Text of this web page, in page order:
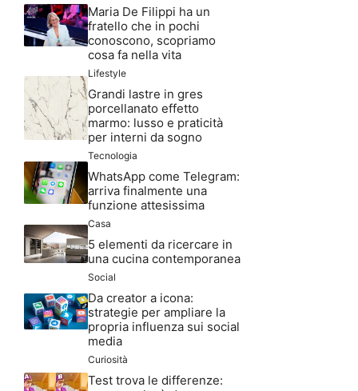
Maria De Filippi ha un
fratello che in pochi
conoscono, scopriamo
cosa fa nella vita
Lifestyle
Grandi lastre in gres
porcellanato effetto
marmo: lusso e praticità
per interni da sogno
Tecnologia
WhatsApp come Telegram:
arriva finalmente una
funzione attesissima
Casa
5 elementi da ricercare in
una cucina contemporanea
Social
Da creator a icona:
strategie per ampliare la
propria influenza sui social
media
Curiosità
Test trova le differenze: